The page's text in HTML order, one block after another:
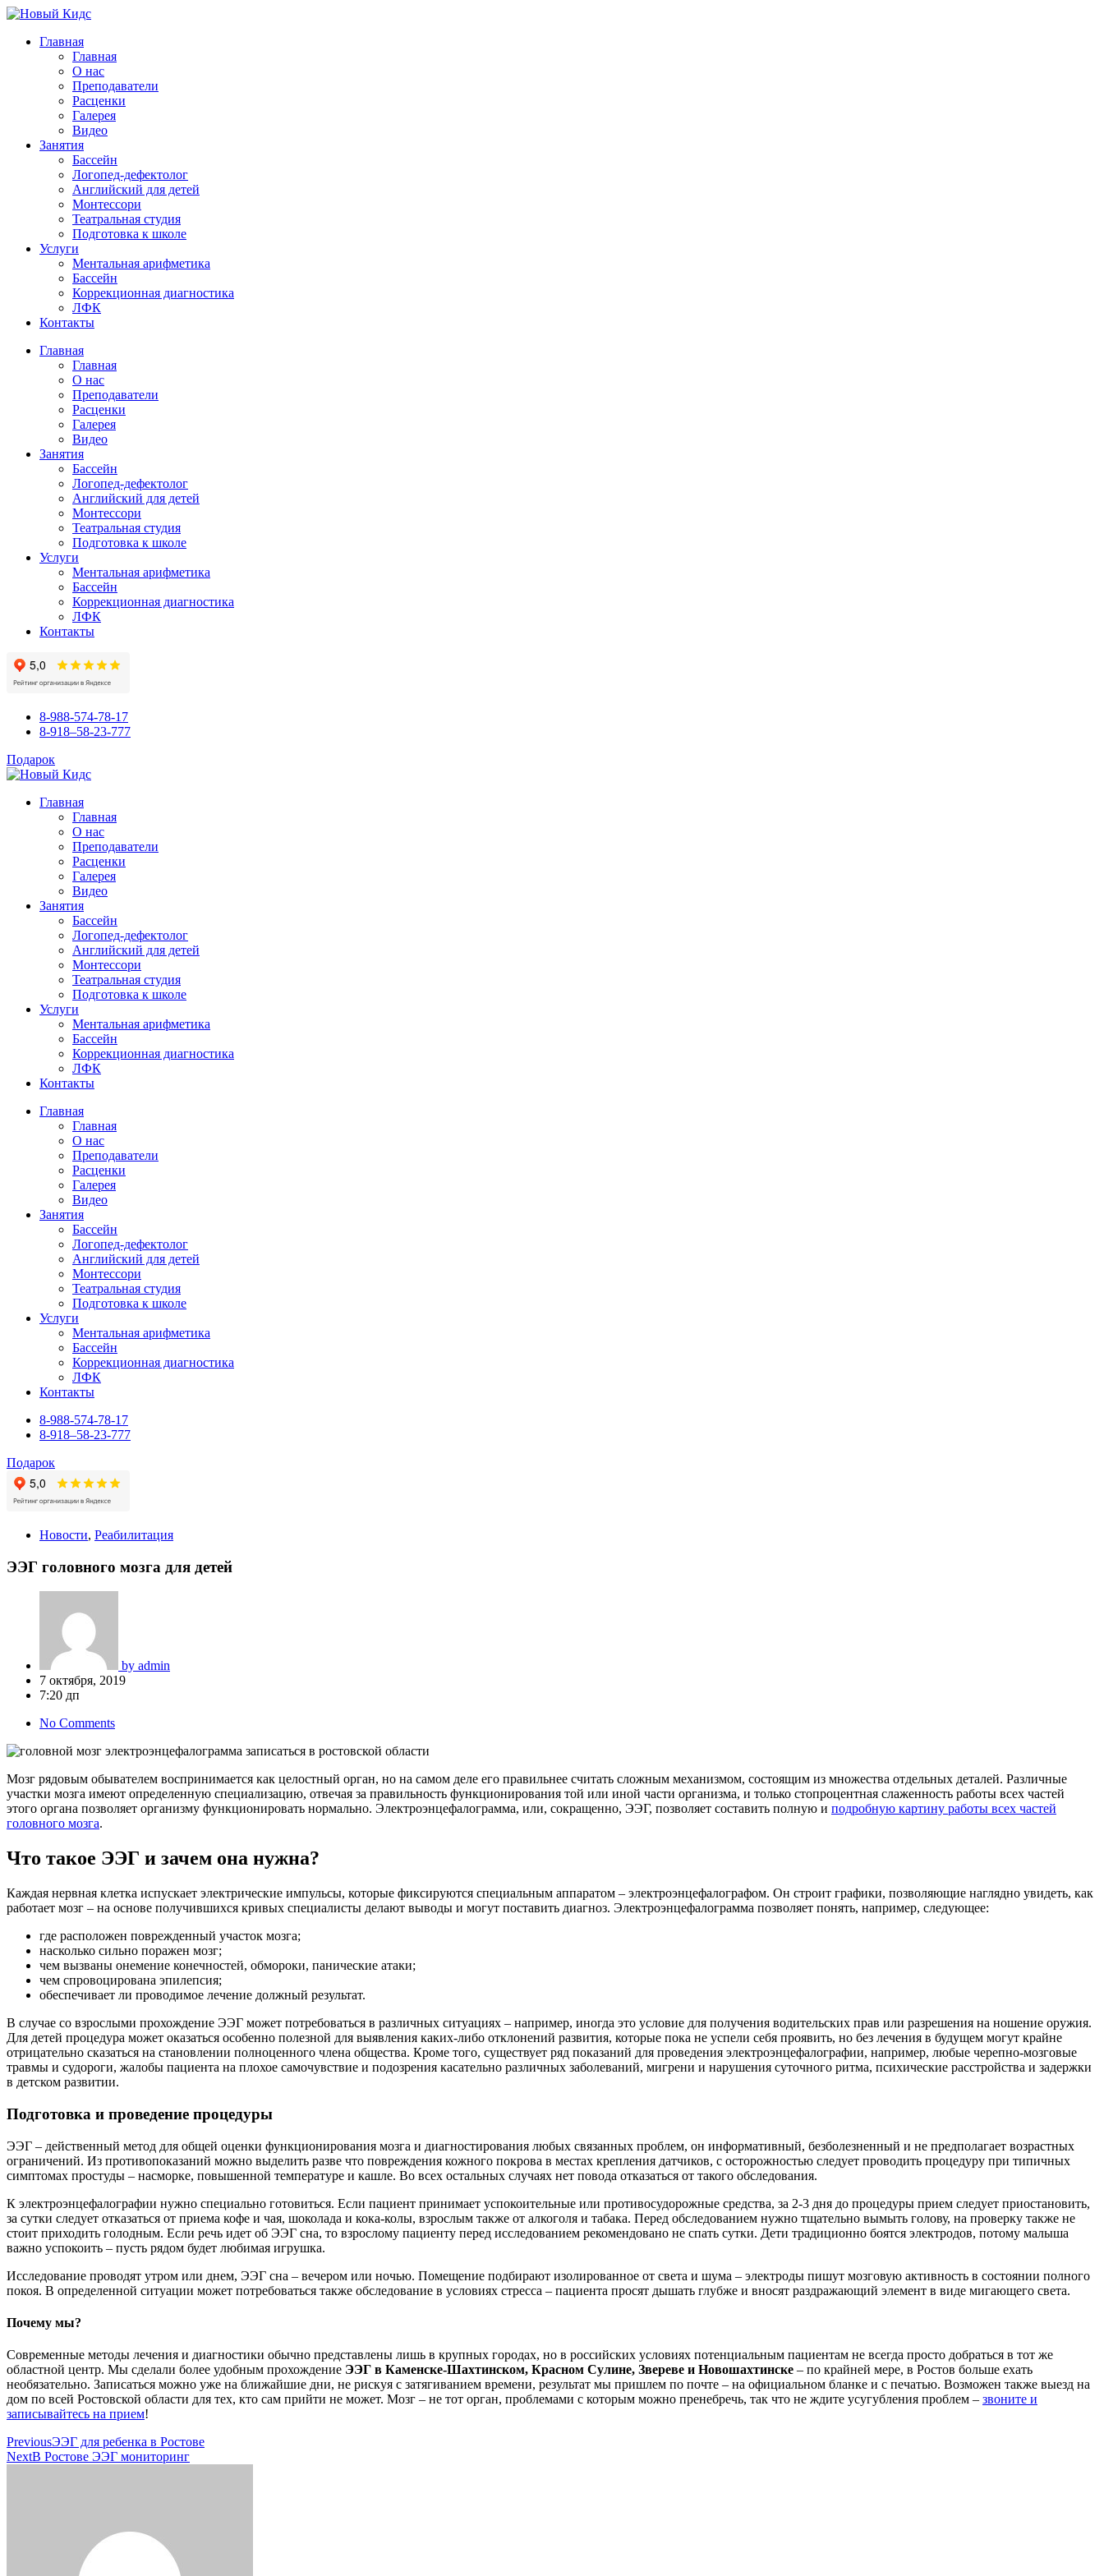
Главная
Главная
О нас
Преподаватели
Расценки
Галерея
Видео
Занятия
Бассейн
Логопед-дефектолог
Английский для детей
Монтессори
Театральная студия
Подготовка к школе
Услуги
Ментальная арифметика
Бассейн
Коррекционная диагностика
ЛФК
Контакты
Главная
Главная
О нас
Преподаватели
Расценки
Галерея
Видео
Занятия
Бассейн
Логопед-дефектолог
Английский для детей
Монтессори
Театральная студия
Подготовка к школе
Услуги
Ментальная арифметика
Бассейн
Коррекционная диагностика
ЛФК
Контакты
8-988-574-78-17
8-918–58-23-777
Подарок
Главная
Главная
О нас
Преподаватели
Расценки
Галерея
Видео
Занятия
Бассейн
Логопед-дефектолог
Английский для детей
Монтессори
Театральная студия
Подготовка к школе
Услуги
Ментальная арифметика
Бассейн
Коррекционная диагностика
ЛФК
Контакты
Главная
Главная
О нас
Преподаватели
Расценки
Галерея
Видео
Занятия
Бассейн
Логопед-дефектолог
Английский для детей
Монтессори
Театральная студия
Подготовка к школе
Услуги
Ментальная арифметика
Бассейн
Коррекционная диагностика
ЛФК
Контакты
8-988-574-78-17
8-918–58-23-777
Подарок
Новости, Реабилитация
ЭЭГ головного мозга для детей
by admin
7 октября, 2019
7:20 дп
No Comments
Мозг рядовым обывателем воспринимается как целостный орган, но на самом деле его правильнее считать сложным механизмом, состоящим из множества отдельных деталей. Различные
участки мозга имеют определенную специализацию, отвечая за правильность функционирования той или иной части организма, и только стопроцентная слаженность работы всех частей
этого органа позволяет организму функционировать нормально. Электроэнцефалограмма, или, сокращенно, ЭЭГ, позволяет составить полную и подробную картину работы всех частей
головного мозга.
Что такое ЭЭГ и зачем она нужна?
Каждая нервная клетка испускает электрические импульсы, которые фиксируются специальным аппаратом – электроэнцефалографом. Он строит графики, позволяющие наглядно увидеть, как
работает мозг – на основе получившихся кривых специалисты делают выводы и могут поставить диагноз. Электроэнцефалограмма позволяет понять, например, следующее:
где расположен поврежденный участок мозга;
насколько сильно поражен мозг;
чем вызваны онемение конечностей, обмороки, панические атаки;
чем спровоцирована эпилепсия;
обеспечивает ли проводимое лечение должный результат.
В случае со взрослыми прохождение ЭЭГ может потребоваться в различных ситуациях – например, иногда это условие для получения водительских прав или разрешения на ношение оружия.
Для детей процедура может оказаться особенно полезной для выявления каких-либо отклонений развития, которые пока не успели себя проявить, но без лечения в будущем могут крайне
отрицательно сказаться на становлении полноценного члена общества. Кроме того, существует ряд показаний для проведения электроэнцефалографии, например, любые черепно-мозговые
травмы и судороги, жалобы пациента на плохое самочувствие и подозрения касательно различных заболеваний, мигрени и нарушения суточного ритма, психические расстройства и задержки
в детском развитии.
Подготовка и проведение процедуры
ЭЭГ – действенный метод для общей оценки функционирования мозга и диагностирования любых связанных проблем, он информативный, безболезненный и не предполагает возрастных
ограничений. Из противопоказаний можно выделить разве что повреждения кожного покрова в местах крепления датчиков, с осторожностью следует проводить процедуру при типичных
симптомах простуды – насморке, повышенной температуре и кашле. Во всех остальных случаях нет повода отказаться от такого обследования.
К электроэнцефалографии нужно специально готовиться. Если пациент принимает успокоительные или противосудорожные средства, за 2-3 дня до процедуры прием следует приостановить,
за сутки следует отказаться от приема кофе и чая, шоколада и кока-колы, взрослым также от алкоголя и табака. Перед обследованием нужно тщательно вымыть голову, на проверку также не
стоит приходить голодным. Если речь идет об ЭЭГ сна, то взрослому пациенту перед исследованием рекомендовано не спать сутки. Дети традиционно боятся электродов, потому малыша
важно успокоить – пусть рядом будет любимая игрушка.
Исследование проводят утром или днем, ЭЭГ сна – вечером или ночью. Помещение подбирают изолированное от света и шума – электроды пишут мозговую активность в состоянии полного
покоя. В определенной ситуации может потребоваться также обследование в условиях стресса – пациента просят дышать глубже и вносят раздражающий элемент в виде мигающего света.
Почему мы?
Современные методы лечения и диагностики обычно представлены лишь в крупных городах, но в российских условиях потенциальным пациентам не всегда просто добраться в тот же
областной центр. Мы сделали более удобным прохождение ЭЭГ в Каменске-Шахтинском, Красном Сулине, Звереве и Новошахтинске – по крайней мере, в Ростов больше ехать
необязательно. Записаться можно уже на ближайшие дни, не рискуя с затягиванием времени, результат мы пришлем по почте – на официальном бланке и с печатью. Возможен также выезд на
дом по всей Ростовской области для тех, кто сам прийти не может. Мозг – не тот орган, проблемами с которым можно пренебречь, так что не ждите усугубления проблем – звоните и
записывайтесь на прием!
PreviousЭЭГ для ребенка в Ростове
NextВ Ростове ЭЭГ мониторинг